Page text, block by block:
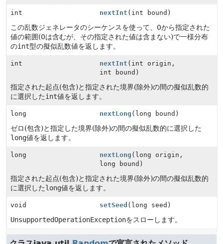
int nextInt (int bound)
この乱数ジェネレータのシーケンスを使って、0から指定された
値の範囲(0は含むが、その指定された値は含まない)で一様分布
のint型の擬似乱数値を返します。
int nextInt (int origin,
int bound)
指定された起点(包含)と指定された境界(除外)の間の擬似乱数的
に選択したint値を返します。
long nextLong (long bound)
ゼロ(包含)と指定した境界(除外)の間の擬似乱数的に選択した
long値を返します。
long nextLong (long origin,
long bound)
指定された起点(包含)と指定された境界(除外)の間の擬似乱数的
に選択したlong値を返します。
void setSeed (long seed)
UnsupportedOperationExceptionをスローします。